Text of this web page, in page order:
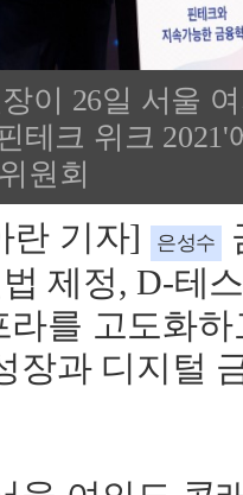
이 26일 서울
테크 위크
원회
란 기자] 은성수
제정, D-테
라를 고도화하
장과 디지털